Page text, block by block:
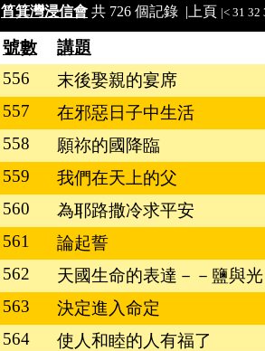
筲箕灣浸信會 共 726 個記錄 | 上頁 |< 31 32
號數 講題
556
末後娶親的宴席
557
在邪惡日子中生活
558
願祢的國降臨
559
我們在天上的父
560
為耶路撒冷求平安
561
論起誓
562
天國生命的表達－－鹽與光
563
決定進入命定
564
使人和睦的人有福了